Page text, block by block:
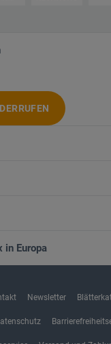
in Europa
Newsletter